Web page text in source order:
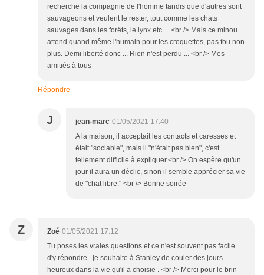
recherche la compagnie de l'homme tandis que d'autres sont
sauvageons et veulent le rester, tout comme les chats
sauvages dans les forêts, le lynx etc ... <br /> Mais ce minou
attend quand même l'humain pour les croquettes, pas fou non
plus. Demi liberté donc ... Rien n'est perdu ... <br /> Mes
amitiés à tous
Répondre
J jean-marc 01/05/2021 17:40
A la maison, il acceptait les contacts et caresses et
était "sociable", mais il "n'était pas bien", c'est
tellement difficile à expliquer.<br /> On espère qu'un
jour il aura un déclic, sinon il semble apprécier sa vie
de "chat libre." <br /> Bonne soirée
Z Zoé 01/05/2021 17:12
Tu poses les vraies questions et ce n'est souvent pas facile
d'y répondre . je souhaite à Stanley de couler des jours
heureux dans la vie qu'il a choisie . <br /> Merci pour le brin